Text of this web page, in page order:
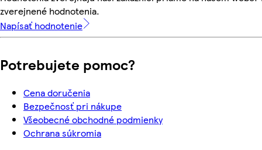
zverejnené hodnotenia.
Napísať hodnotenie
Potrebujete pomoc?
Cena doručenia
Bezpečnosť pri nákupe
Všeobecné obchodné podmienky
Ochrana súkromia